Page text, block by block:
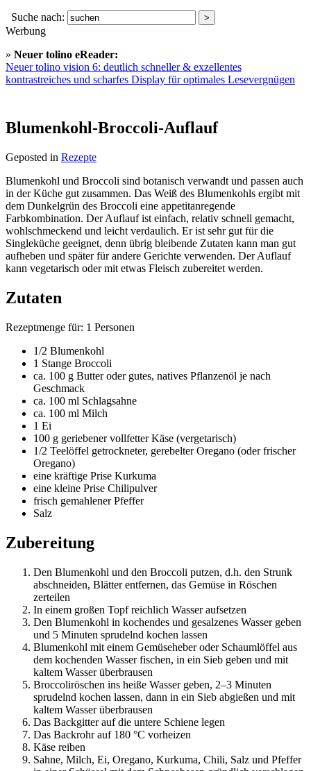
Suche nach:
Werbung
» Neuer tolino eReader:
Neuer tolino vision 6: deutlich schneller & exzellentes
kontrastreiches und scharfes Display für optimales Lesevergnügen
Blumenkohl-Broccoli-Auflauf
Geposted in Rezepte
Blumenkohl und Broccoli sind botanisch verwandt und passen auch
in der Küche gut zusammen. Das Weiß des Blumenkohls ergibt mit
dem Dunkelgrün des Broccoli eine appetitanregende
Farbkombination. Der Auflauf ist einfach, relativ schnell gemacht,
wohlschmeckend und leicht verdaulich. Er ist sehr gut für die
Singleküche geeignet, denn übrig bleibende Zutaten kann man gut
aufheben und später für andere Gerichte verwenden. Der Auflauf
kann vegetarisch oder mit etwas Fleisch zubereitet werden.
Zutaten
Rezeptmenge für: 1 Personen
1/2 Blumenkohl
1 Stange Broccoli
ca. 100 g Butter oder gutes, natives Pflanzenöl je nach
Geschmack
ca. 100 ml Schlagsahne
ca. 100 ml Milch
1 Ei
100 g geriebener vollfetter Käse (vergetarisch)
1/2 Teelöffel getrockneter, gerebelter Oregano (oder frischer
Oregano)
eine kräftige Prise Kurkuma
eine kleine Prise Chilipulver
frisch gemahlener Pfeffer
Salz
Zubereitung
Den Blumenkohl und den Broccoli putzen, d.h. den Strunk
abschneiden, Blätter entfernen, das Gemüse in Röschen
zerteilen
In einem großen Topf reichlich Wasser aufsetzen
Den Blumenkohl in kochendes und gesalzenes Wasser geben
und 5 Minuten sprudelnd kochen lassen
Blumenkohl mit einem Gemüseheber oder Schaumlöffel aus
dem kochenden Wasser fischen, in ein Sieb geben und mit
kaltem Wasser überbrausen
Broccoliröschen ins heiße Wasser geben, 2–3 Minuten
sprudelnd kochen lassen, dann in ein Sieb abgießen und mit
kaltem Wasser überbrausen
Das Backgitter auf die untere Schiene legen
Das Backrohr auf 180 °C vorheizen
Käse reiben
Sahne, Milch, Ei, Oregano, Kurkuma, Chili, Salz und Pfeffer